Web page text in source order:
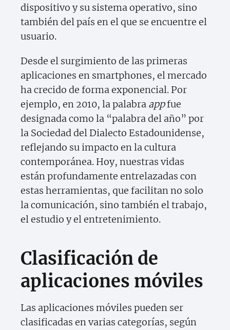
dispositivo y su sistema operativo, sino
también del país en el que se encuentre el
usuario.
Desde el surgimiento de las primeras
aplicaciones en smartphones, el mercado
ha crecido de forma exponencial. Por
ejemplo, en 2010, la palabra appfue
designada como la “palabra del año” por
la Sociedad del Dialecto Estadounidense,
reflejando su impacto en la cultura
contemporánea. Hoy, nuestras vidas
están profundamente entrelazadas con
estas herramientas, que facilitan no solo
la comunicación, sino también el trabajo,
el estudio y el entretenimiento.
Clasificación de
aplicaciones móviles
Las aplicaciones móviles pueden ser
clasificadas en varias categorías, según